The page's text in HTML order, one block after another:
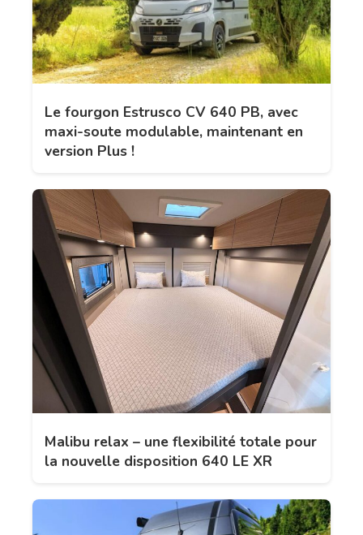
Le fourgon Estrusco CV 640 PB, avec
maxi-soute modulable, maintenant en
version Plus !
Malibu relax – une flexibilité totale pour
la nouvelle disposition 640 LE XR